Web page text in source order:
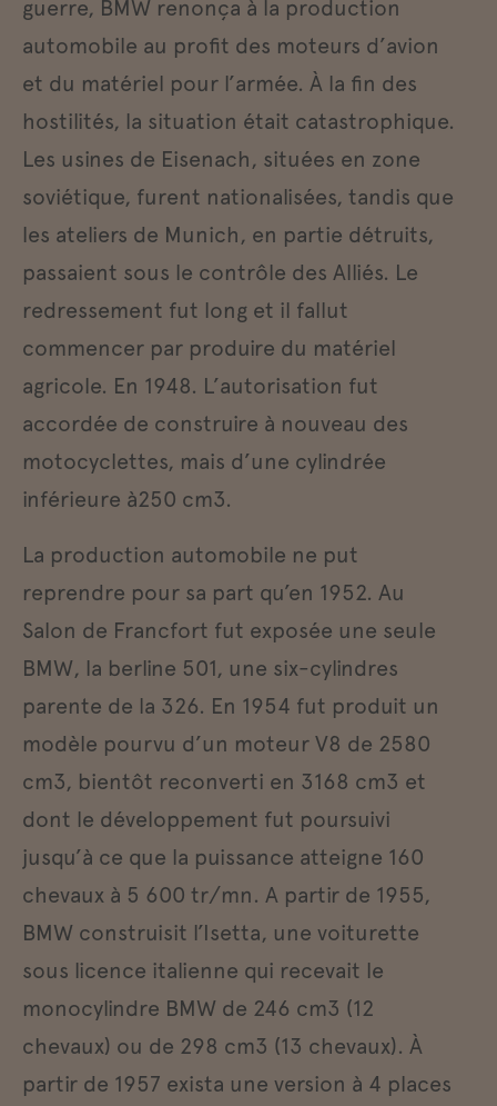
guerre, BMW renonça à la production
automobile au profit des moteurs d’avion
et du matériel pour l’armée. À la fin des
hostilités, la situation était catastrophique.
Les usines de Eisenach, situées en zone
soviétique, furent nationalisées, tandis que
les ateliers de Munich, en partie détruits,
passaient sous le contrôle des Alliés. Le
redressement fut long et il fallut
commencer par produire du matériel
agricole. En 1948. L’autorisation fut
accordée de construire à nouveau des
motocyclettes, mais d’une cylindrée
inférieure à250 cm3.
La production automobile ne put
reprendre pour sa part qu’en 1952. Au
Salon de Francfort fut exposée une seule
BMW, la berline 501, une six-cylindres
parente de la 326. En 1954 fut produit un
modèle pourvu d’un moteur V8 de 2580
cm3, bientôt reconverti en 3168 cm3 et
dont le développement fut poursuivi
jusqu’à ce que la puissance atteigne 160
chevaux à 5 600 tr/mn. A partir de 1955,
BMW construisit l’Isetta, une voiturette
sous licence italienne qui recevait le
monocylindre BMW de 246 cm3 (12
chevaux) ou de 298 cm3 (13 chevaux). À
partir de 1957 exista une version à 4 places